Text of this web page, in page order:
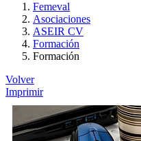
Femeval
Asociaciones
ASEIR CV
Formación
Formación
Volver
Imprimir